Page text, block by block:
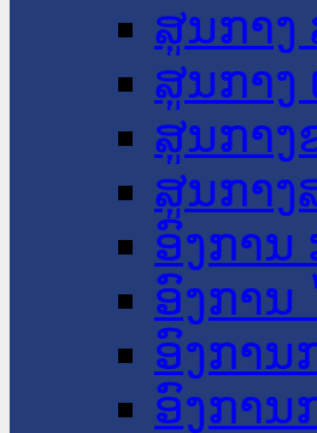
ສູນກາ
ສູນກາງ
ສູນກາ
ສູນກາ
ອົງກາ
ອົງການ
ອົງການ
ອົງການ